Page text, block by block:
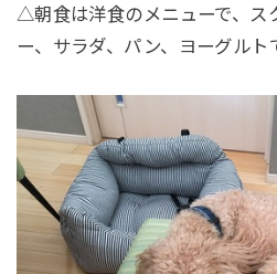
△朝食は洋食のメニューで、ス
ー、サラダ、パン、ヨーグルト